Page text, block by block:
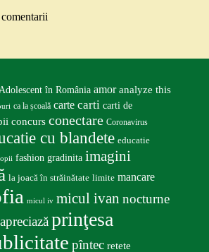
Adolescent în România amor analyze this
ca la școală carte carti carti de
concurs conectare Coronavirus
cu blandete educatie
fashion gradinita imagini
la joacă în străinătate limite mancare
micul iv micul ivan nocturne
prinţesa
pîntec retete